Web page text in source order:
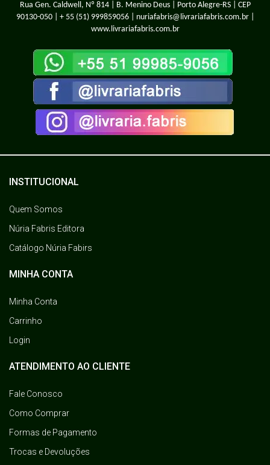
Rua Gen. Caldwell, Nº 814 | B. Menino Deus | Porto Alegre-RS | CEP
90130-050 | + 55 (51) 999859056| nuriafabris@livrariafabris.com.br |
www.livrariafabris.com.br
INSTITUCIONAL
Quem Somos
Núria Fabris Editora
Catálogo Núria Fabirs
MINHA CONTA
Minha Conta
Carrinho
Login
ATENDIMENTO AO CLIENTE
Fale Conosco
Como Comprar
Formas de Pagamento
Trocas e Devoluções